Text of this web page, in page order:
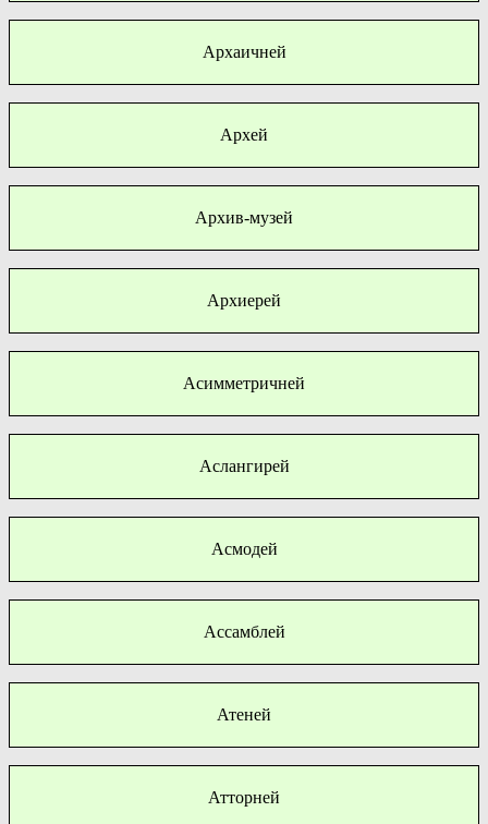
Архаичней
Архей
Архив-музей
Архиерей
Асимметричней
Аслангирей
Асмодей
Ассамблей
Атеней
Атторней